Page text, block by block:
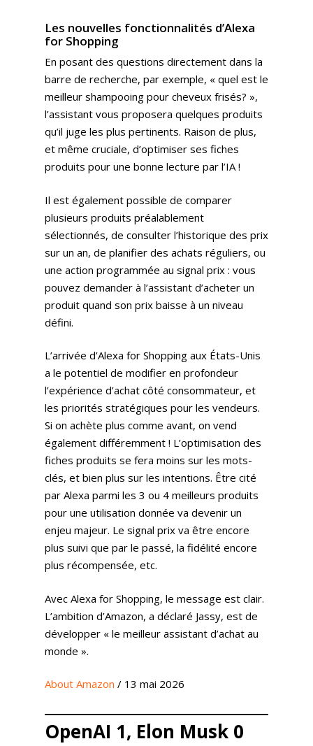
Les nouvelles fonctionnalités d’Alexa
for Shopping
En posant des questions directement dans la
barre de recherche, par exemple, « quel est le
meilleur shampooing pour cheveux frisés? »,
l’assistant vous proposera quelques produits
qu’il juge les plus pertinents. Raison de plus,
et même cruciale, d’optimiser ses fiches
produits pour une bonne lecture par l’IA !
Il est également possible de comparer
plusieurs produits préalablement
sélectionnés, de consulter l’historique des prix
sur un an, de planifier des achats réguliers, ou
une action programmée au signal prix : vous
pouvez demander à l’assistant d’acheter un
produit quand son prix baisse à un niveau
défini.
L’arrivée d’Alexa for Shopping aux États-Unis
a le potentiel de modifier en profondeur
l’expérience d’achat côté consommateur, et
les priorités stratégiques pour les vendeurs.
Si on achète plus comme avant, on vend
également différemment ! L’optimisation des
fiches produits se fera moins sur les mots-
clés, et bien plus sur les intentions. Être cité
par Alexa parmi les 3 ou 4 meilleurs produits
pour une utilisation donnée va devenir un
enjeu majeur. Le signal prix va être encore
plus suivi que par le passé, la fidélité encore
plus récompensée, etc.
Avec Alexa for Shopping, le message est clair.
L’ambition d’Amazon, a déclaré Jassy, ​​est de
développer « le meilleur assistant d’achat au
monde ».
About Amazon / 13 mai 2026
OpenAI 1, Elon Musk 0